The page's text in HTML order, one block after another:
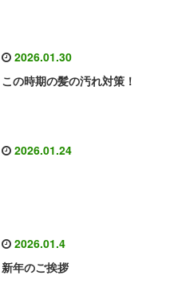
2026.01.30
この時期の髪の汚れ対策！
2026.01.24
2026.01.4
新年のご挨拶